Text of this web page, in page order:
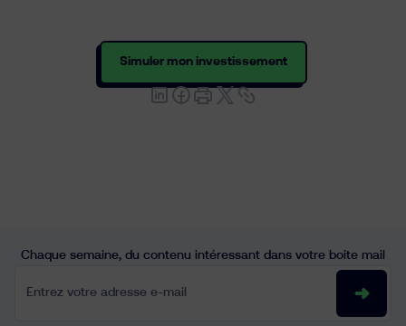
Simuler mon investissement
Chaque semaine, du contenu intéressant dans votre boite mail